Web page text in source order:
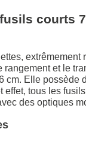
courts
extrêmement
rangement et le
cm. Elle possède
effet, tous les
des optiques